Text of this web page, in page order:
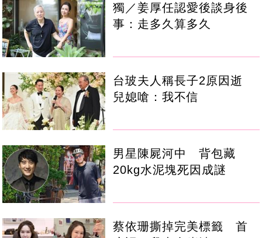
獨／姜厚任認愛後談身後
事：走多久算多久
台玻夫人稱長子2原因逝
兒媳嗆：我不信
男星陳屍河中 背包藏
20kg水泥塊死因成謎
蔡依珊撕掉完美標籤 首